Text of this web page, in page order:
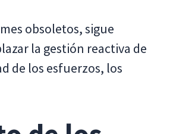
obsoletos, sigue
la gestión reactiva de
de los esfuerzos, los